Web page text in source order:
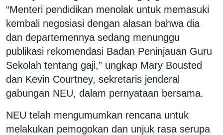
“Menteri pendidikan menolak untuk memasuki
kembali negosiasi dengan alasan bahwa dia
dan departemennya sedang menunggu
publikasi rekomendasi Badan Peninjauan Guru
Sekolah tentang gaji,” ungkap Mary Bousted
dan Kevin Courtney, sekretaris jenderal
gabungan NEU, dalam pernyataan bersama.
NEU telah mengumumkan rencana untuk
melakukan pemogokan dan unjuk rasa serupa